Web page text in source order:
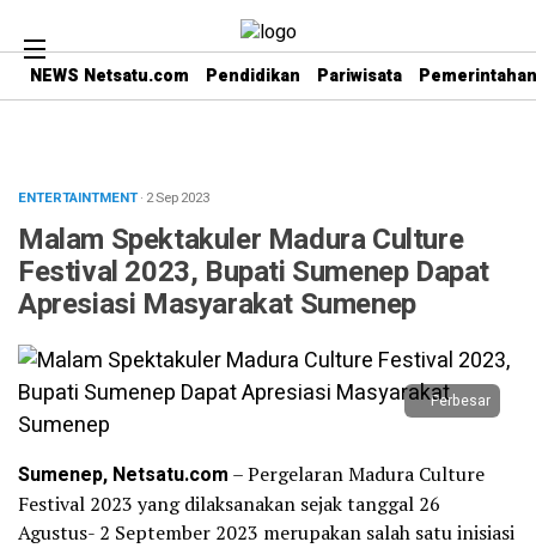
NEWS Netsatu.com Pendidikan Pariwisata Pemerintahan
ENTERTAINTMENT· 2 Sep 2023
Malam Spektakuler Madura Culture
Festival 2023, Bupati Sumenep Dapat
Apresiasi Masyarakat Sumenep
Perbesar
Sumenep, Netsatu.com – Pergelaran Madura Culture
Festival 2023 yang dilaksanakan sejak tanggal 26
Agustus- 2 September 2023 merupakan salah satu inisiasi